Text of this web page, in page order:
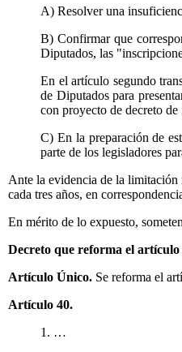
A) Resolver una
B) Confirmar que
Diputados, las
En el artículo segundo
de Diputados para
con proyecto de decreto
C) En la preparación de
parte de los legisladores
Ante la evidencia de la limitación
cada tres años, en
En mérito de lo expuesto,
Decreto que reforma el
Artículo Único. Se reforma el
Artículo 40.
1. …